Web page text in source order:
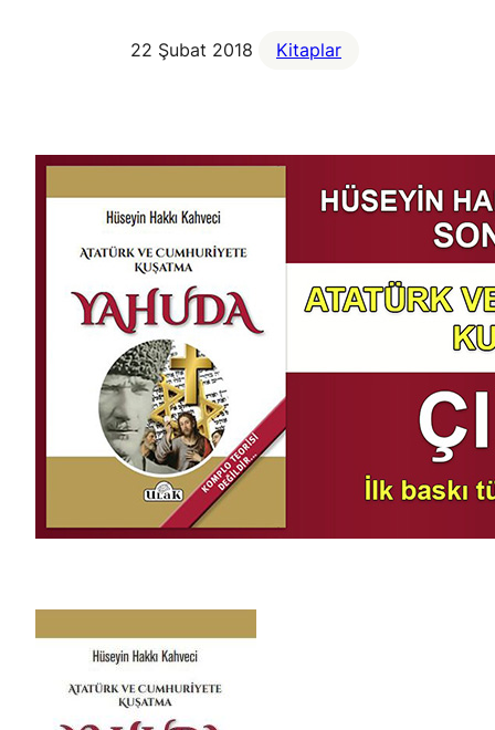
22 Şubat 2018 Kitaplar